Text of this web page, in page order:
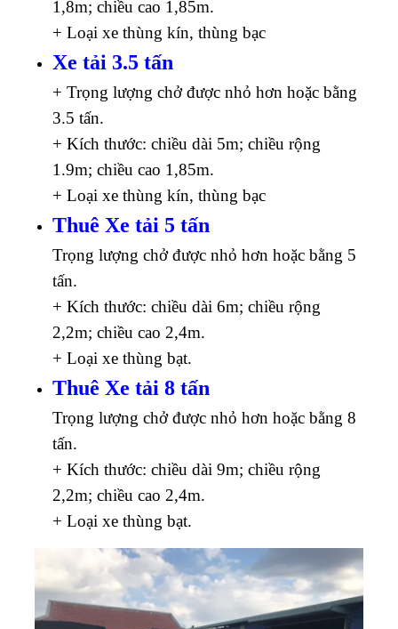
1,8m; chiều cao 1,85m.
+ Loại xe thùng kín, thùng bạc
Xe tải 3.5 tấn
+ Trọng lượng chở được nhỏ hơn hoặc bằng
3.5 tấn.
+ Kích thước: chiều dài 5m; chiều rộng
1.9m; chiều cao 1,85m.
+ Loại xe thùng kín, thùng bạc
Thuê Xe tải 5 tấn
Trọng lượng chở được nhỏ hơn hoặc bằng 5
tấn.
+ Kích thước: chiều dài 6m; chiều rộng
2,2m; chiều cao 2,4m.
+ Loại xe thùng bạt.
Thuê Xe tải 8 tấn
Trọng lượng chở được nhỏ hơn hoặc bằng 8
tấn.
+ Kích thước: chiều dài 9m; chiều rộng
2,2m; chiều cao 2,4m.
+ Loại xe thùng bạt.